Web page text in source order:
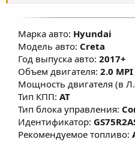
факторы, влияющие
модели,
включения
режиме, что
эластичность и
существенного
изменения расхода
решения
Марка авто: Hyundai
Модель авто: Creta
Год выпуска авто: 2017+
Объем двигателя: 2.0 MPI
Мощность двигателя (в
Тип КПП: AT
Тип блока управления:
Идентификатор:
Рекомендуемое топливо: